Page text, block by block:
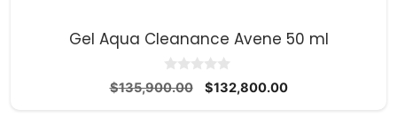
Gel Aqua Cleanance Avene 50 ml
0
d
$135,900.00
El
$132,800.00El